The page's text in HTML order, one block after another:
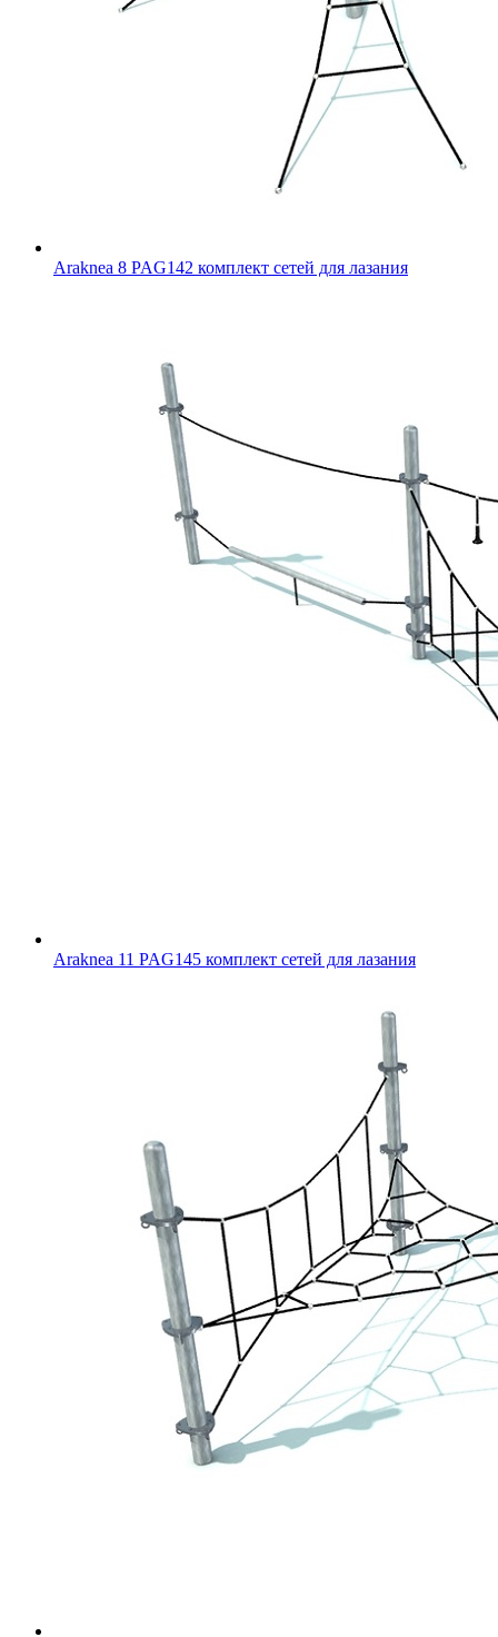
Araknea 8 PAG142 комплект сетей для лазания
Araknea 11 PAG145 комплект сетей для лазания